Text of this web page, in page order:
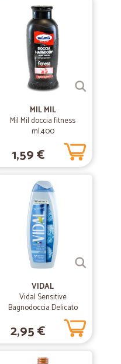
MIL MIL
Mil Mil doccia fitness
ml.400
1,59 €
VIDAL
Vidal Sensitive
Bagnodoccia Delicato
Talco Liquido 500 ml
2,95 €